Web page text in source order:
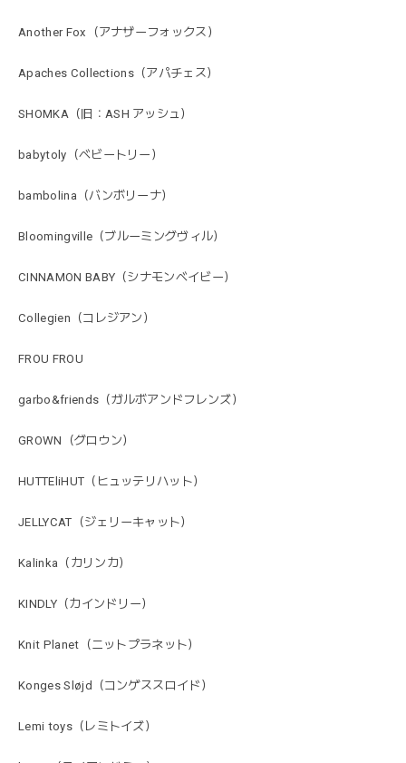
Another Fox（アナザーフォックス）
Apaches Collections（アパチェス）
SHOMKA（旧：ASH アッシュ）
babytoly（ベビートリー）
bambolina（バンボリーナ）
Bloomingville（ブルーミングヴィル）
CINNAMON BABY（シナモンベイビー）
Collegien（コレジアン）
FROU FROU
garbo&friends（ガルボアンドフレンズ）
GROWN（グロウン）
HUTTEliHUT（ヒュッテリハット）
JELLYCAT（ジェリーキャット）
Kalinka（カリンカ）
KINDLY（カインドリー）
Knit Planet（ニットプラネット）
Konges Sløjd（コンゲススロイド）
Lemi toys（レミトイズ）